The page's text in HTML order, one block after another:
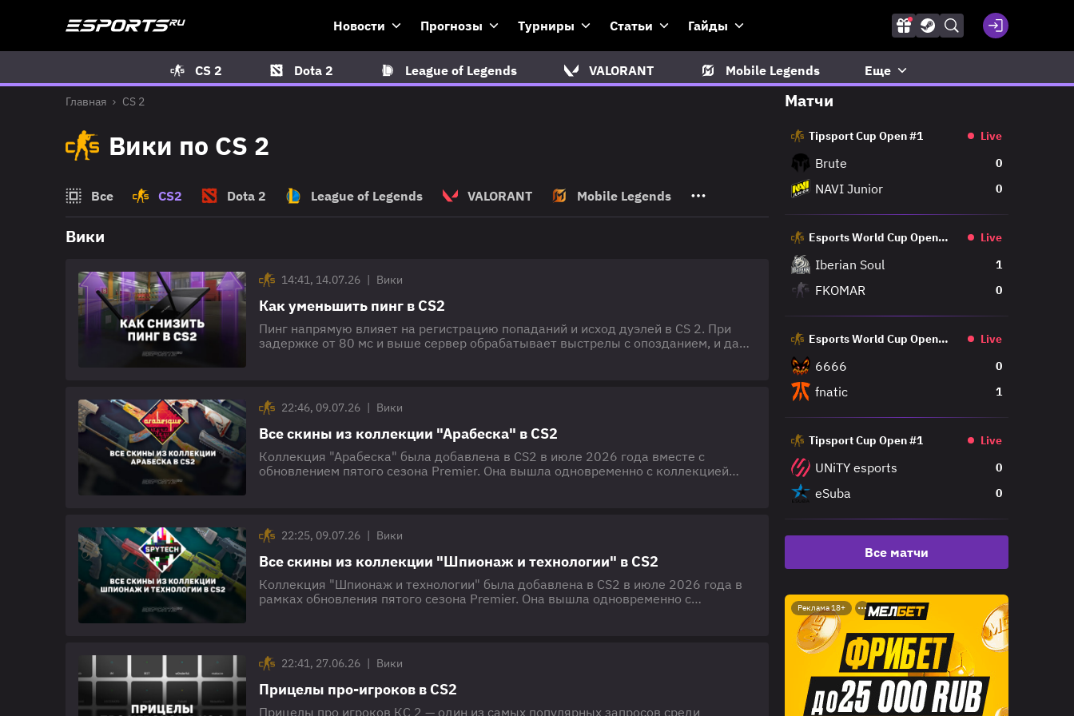
Новости Прогнозы Турниры Статьи Гайды
CS 2 Dota 2 League of Legends VALORANT Mobile Legends Еще
Главная CS 2
Вики по CS 2
Все CS2 Dota 2 League of Legends VALORANT Mobile Legends
Вики
14:41, 14.07.26 | Вики
Как уменьшить пинг в CS2
Пинг напрямую влияет на регистрацию попаданий и исход дуэлей в CS 2. При
задержке от 80 мс и выше сервер обрабатывает выстрелы с опозданием, и даже
22:46, 09.07.26 | Вики
Все скины из коллекции "Арабеска" в CS2
Коллекция "Арабеска" была добавлена в CS2 в июле 2026 года вместе с
обновлением пятого сезона Premier. Она вышла одновременно с коллекцией
коллекции "Арабеска"
22:25, 09.07.26 | Вики
Все скины из коллекции "Шпионаж и технологии" в CS2
Коллекция "Шпионаж и технологии" была добавлена в CS2 в июле 2026 года в
рамках обновления пятого сезона Premier. Она вышла одновременно с
высоких технологий: камуфляжные панели,
22:41, 27.06.26 | Вики
Прицелы про-игроков в CS2
Прицелы про игроков КС 2 — один из самых популярных запросов среди
Матчи
Tipsport Cup Open #1 Live
Brute 0
NAVI Junior 0
Esports World Cup Open
Live
Iberian Soul 1
FKOMAR 0
Esports World Cup Open
Live
6666 0
fnatic 1
Tipsport Cup Open #1 Live
UNiTY esports 0
eSuba 0
Все матчи
Реклама 18+